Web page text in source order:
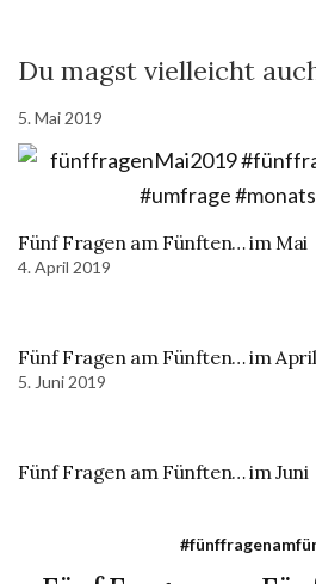
Du magst vielleicht
5. Mai 2019
Fünf Fragen am Fünften… im Mai
4. April 2019
Fünf Fragen am Fünften… im April
5. Juni 2019
Fünf Fragen am Fünften… im Juni